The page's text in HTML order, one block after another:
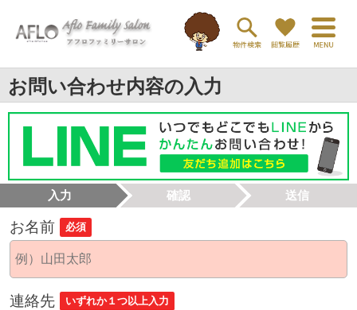
お問い合わせ内容の入力
入力 確認 送信
お名前 必須
連絡先 いずれか１つ以上入力